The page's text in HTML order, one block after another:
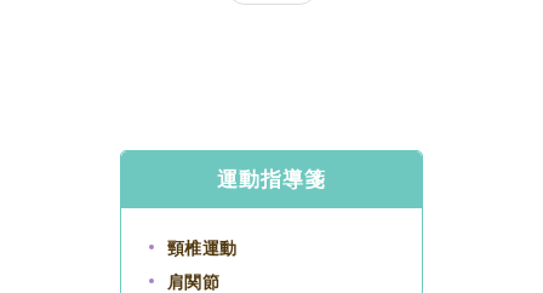
運動指導箋
頸椎運動
肩関節